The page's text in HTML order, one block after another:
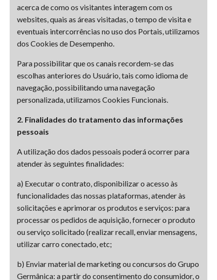
acerca de como os visitantes interagem com os
websites, quais as áreas visitadas, o tempo de visita e
eventuais intercorrências no uso dos Portais, utilizamos
dos Cookies de Desempenho.
Para possibilitar que os canais recordem-se das
escolhas anteriores do Usuário, tais como idioma de
navegação, possibilitando uma navegação
personalizada, utilizamos Cookies Funcionais.
2. Finalidades do tratamento das informações
pessoais
A utilização dos dados pessoais poderá ocorrer para
atender às seguintes finalidades:
a) Executar o contrato, disponibilizar o acesso às
funcionalidades das nossas plataformas, atender às
solicitações e aprimorar os produtos e serviços: para
processar os pedidos de aquisição, fornecer o produto
ou serviço solicitado (realizar recall, enviar mensagens,
utilizar carro conectado, etc;
b) Enviar material de marketing ou concursos do Grupo
Germânica: a partir do consentimento do consumidor, o